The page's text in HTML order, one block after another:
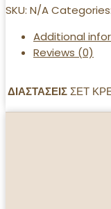
SKU: N/ACategories:
Additional
Reviews (0)
ΔΙΑΣΤΑΣΕΙΣΣΕΤ